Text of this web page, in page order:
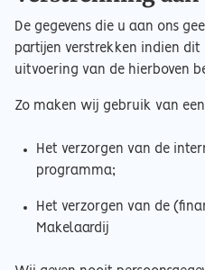
De gegevens die u aan ons
partijen verstrekken indien
uitvoering van de hierboven
Zo maken wij gebruik van
Het verzorgen van de
programma;
Het verzorgen van de
Makelaardij